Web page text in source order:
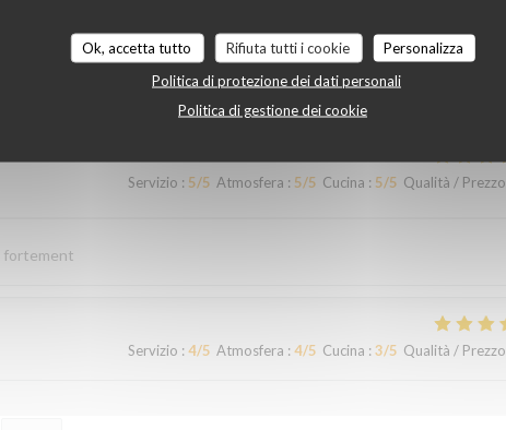
Ok, accetta tutto Rifiuta tutti i cookie
Personalizza
Politica di protezione dei dati personali
Politica di gestione dei cookie
à 2 pas de ST ETIENNE
Servizio : 5/5 Atmosfera : 5/5 Cucina : 5/5 Qualità / Prezzo
fortement
Servizio : 4/5 Atmosfera : 4/5 Cucina : 3/5 Qualità / Prezzo